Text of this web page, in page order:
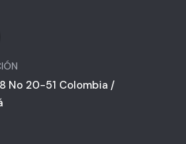
No 20-51 Colombia /